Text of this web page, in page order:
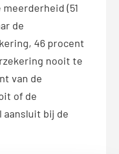
(51
de
46 procent
nooit te
van de
of de
aansluit bij de